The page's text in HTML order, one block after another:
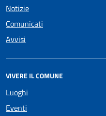
Notizie
Comunicati
Avvisi
VIVERE IL COMUNE
Luoghi
Eventi